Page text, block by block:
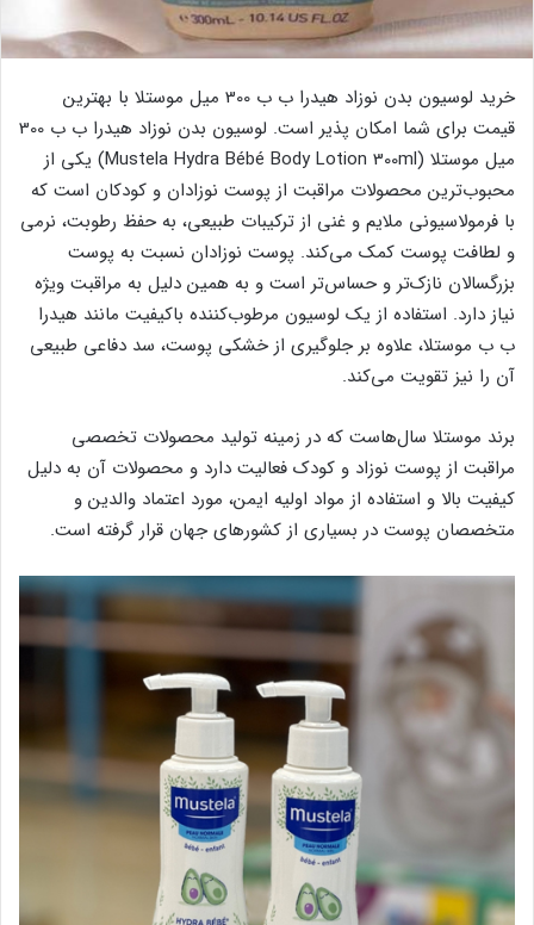
خرید لوسیون بدن نوزاد هیدرا ب ب 300 میل موستلا با بهترین
قیمت برای شما امکان پذیر است. لوسیون بدن نوزاد هیدرا ب ب 300
میل موستلا (Mustela Hydra Bébé Body Lotion 300ml) یکی از
محبوب‌ترین محصولات مراقبت از پوست نوزادان و کودکان است که
با فرمولاسیونی ملایم و غنی از ترکیبات طبیعی، به حفظ رطوبت، نرمی
و لطافت پوست کمک می‌کند. پوست نوزادان نسبت به پوست
بزرگسالان نازک‌تر و حساس‌تر است و به همین دلیل به مراقبت ویژه
نیاز دارد. استفاده از یک لوسیون مرطوب‌کننده باکیفیت مانند هیدرا
ب ب موستلا، علاوه بر جلوگیری از خشکی پوست، سد دفاعی طبیعی
آن را نیز تقویت می‌کند.
برند موستلا سال‌هاست که در زمینه تولید محصولات تخصصی
مراقبت از پوست نوزاد و کودک فعالیت دارد و محصولات آن به دلیل
کیفیت بالا و استفاده از مواد اولیه ایمن، مورد اعتماد والدین و
متخصصان پوست در بسیاری از کشورهای جهان قرار گرفته است.